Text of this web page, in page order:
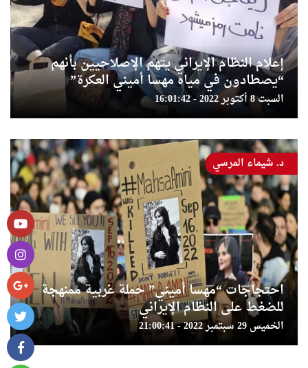
إعلام النظام الإيراني يتهم الإصلاحيين بأنهم
“يصطادون في مياه مهسا أميني العكرة”
السبت 8 أكتوبر 2022 - 16:01:42
احتجاجات “مهسا أميني” حملة غربية ممنهجة
للضغط على النظام الإيراني
الخميس 29 سبتمبر 2022 - 21:00:41
د. شيماء المرسي